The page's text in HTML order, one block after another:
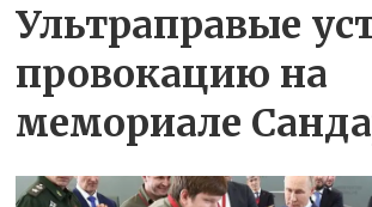
Ультраправые
провокацию на
мемориале